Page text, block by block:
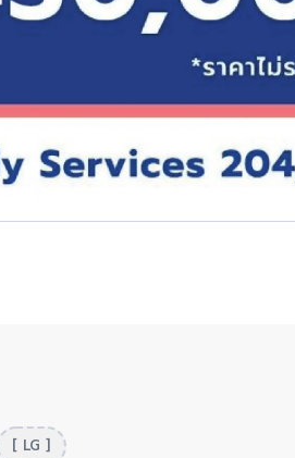
[ LG ]